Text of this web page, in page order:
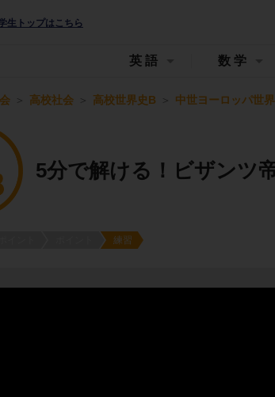
生トップはこちら
英語 数学
高校社会 高校世界史B 中世ヨーロッパ世
5分で解ける！ビザンツ
練習